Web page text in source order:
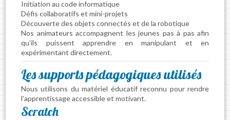
Initiation au code informatique
Défis collaboratifs et mini-projets
Découverte des objets connectés et de la robotique
Nos animateurs accompagnent les jeunes pas à pas afin
qu’ils puissent apprendre en manipulant et en
expérimentant directement.
Les supports pédagogiques utilisés
Nous utilisons du matériel éducatif reconnu pour rendre
l’apprentissage accessible et motivant.
Scratch